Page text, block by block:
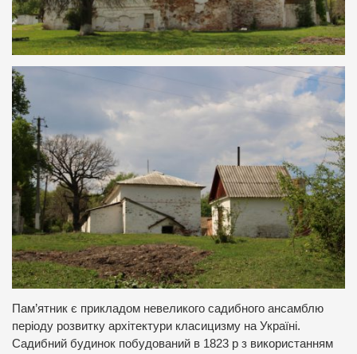
Пам’ятник є прикладом невеликого садибного ансамблю
періоду розвитку архітектури класицизму на Україні.
Садибний будинок побудований в 1823 р з використанням